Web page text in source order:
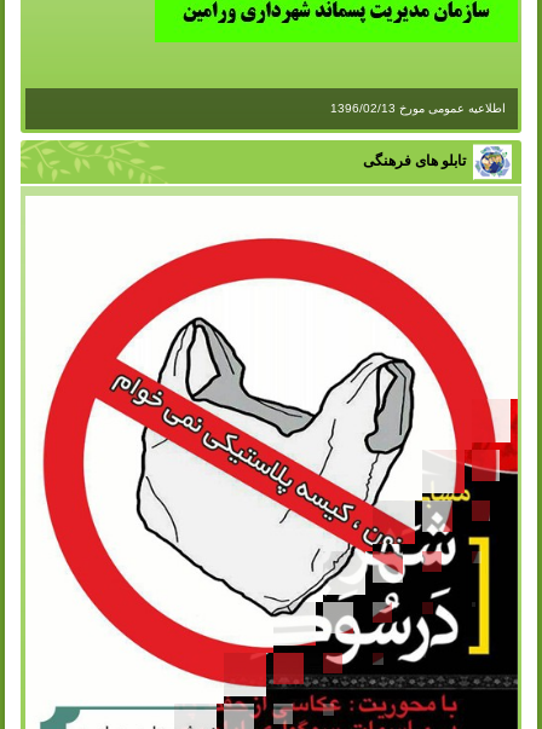
اطلاعیه عمومی مورخ 1396/02/13
تابلو های فرهنگی